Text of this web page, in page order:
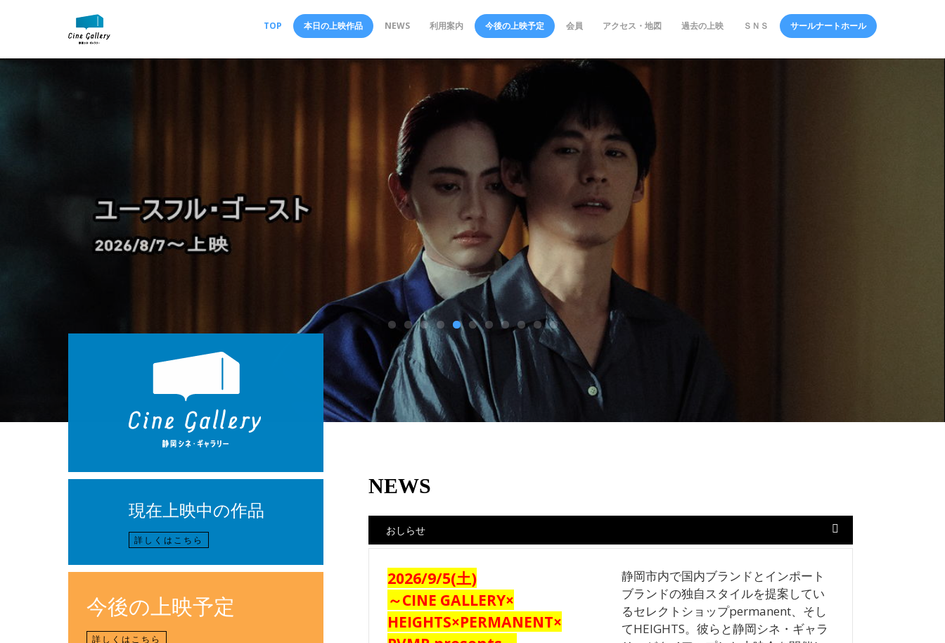
TOP 本日の上映作品 NEWS 利用案内 今後の上映予定 会員 アクセス・地図 過去の上映 ＳＮＳ サールナートホール
現在上映中の作品
詳しくはこちら
今後の上映予定
詳しくはこちら
NEWS
おしらせ
2026/9/5(土)
～CINE GALLERY×
HEIGHTS×PERMANENT×
静岡市内で国内ブランドとインポート
ブランドの独自スタイルを提案してい
るセレクトショップpermanent、そし
てHEIGHTS。彼らと静岡シネ・ギャラ